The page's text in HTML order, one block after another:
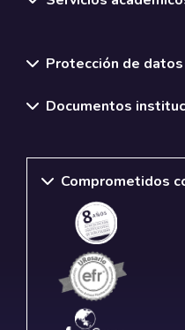
Protección de datos
Documentos
Comprometidos